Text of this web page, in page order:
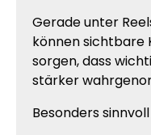
Gerade unter
können sichtbare
sorgen, dass
stärker
Besonders